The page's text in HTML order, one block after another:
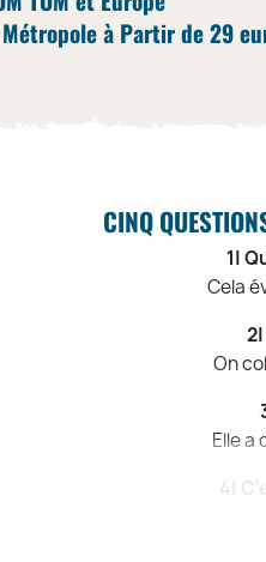
à Partir de 29
CINQ
1|
Cela
On
Elle a